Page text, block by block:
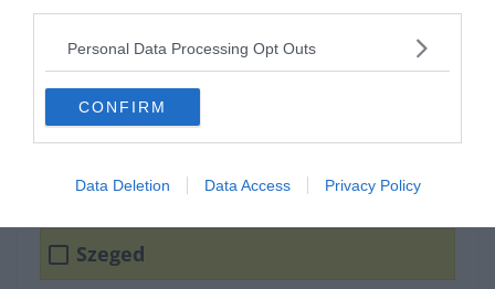
Personal Data Processing Opt Outs
CONFIRM
Data Deletion Data Access Privacy Policy
A hunok királyának
Attilának volt a bázisa,
jelenleg itt található a
Pick szalámigyár.
Csongrád
Szeged